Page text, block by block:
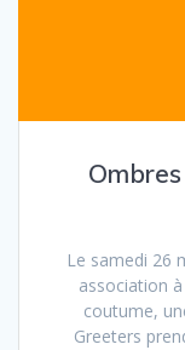
Le samedi 26
association
coutume,
Greeters